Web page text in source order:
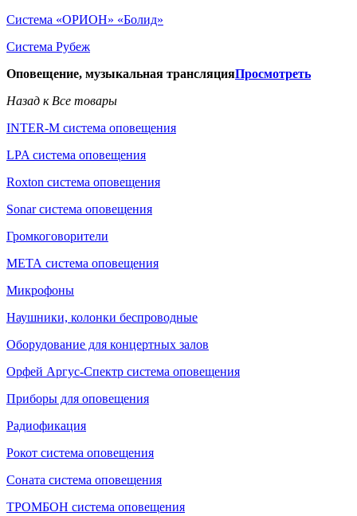
Система «ОРИОН» «Болид»
Система Рубеж
Оповещение, музыкальная трансляцияПросмотреть
Назад к Все товары
INTER-M система оповещения
LPA система оповещения
Roxton система оповещения
Sonar система оповещения
Громкоговорители
МЕТА система оповещения
Микрофоны
Наушники, колонки беспроводные
Оборудование для концертных залов
Орфей Аргус-Спектр система оповещения
Приборы для оповещения
Радиофикация
Рокот система оповещения
Соната система оповещения
ТРОМБОН система оповещения